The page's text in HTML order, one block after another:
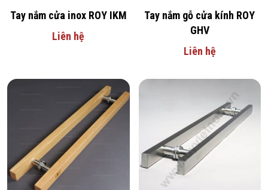
Tay nắm cửa inox ROY IKM
Liên hệ
Tay nắm gỗ cửa kính ROY
GHV
Liên hệ